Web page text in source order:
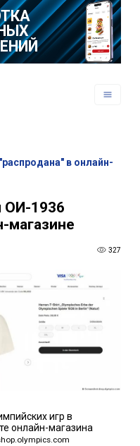
в онлайн-
ОИ-1936
магазине
327
игр в
онлайн-магазина